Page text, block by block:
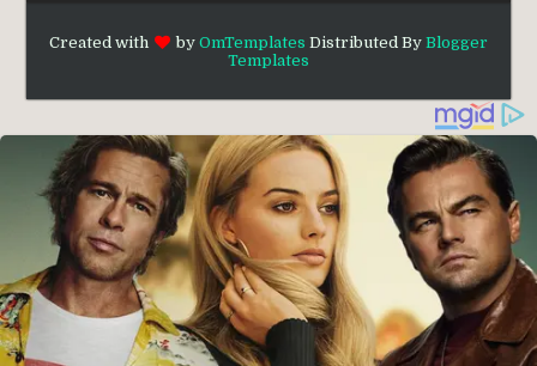
Created with by OmTemplates Distributed By Blogger
Templates